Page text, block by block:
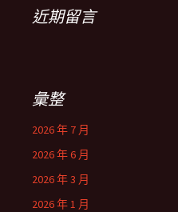
近期留言
彙整
2026 年 7 月
2026 年 6 月
2026 年 3 月
2026 年 1 月